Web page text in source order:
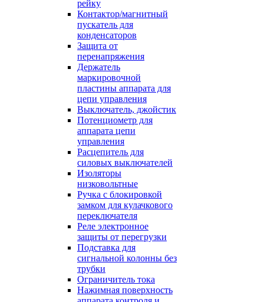
рейку
Контактор/магнитный
пускатель для
конденсаторов
Защита от
перенапряжения
Держатель
маркировочной
пластины аппарата для
цепи управления
Выключатель, джойстик
Потенциометр для
аппарата цепи
управления
Расцепитель для
силовых выключателей
Изоляторы
низковольтные
Ручка с блокировкой
замком для кулачкового
переключателя
Реле электронное
защиты от перегрузки
Подставка для
сигнальной колонны без
трубки
Ограничитель тока
Нажимная поверхность